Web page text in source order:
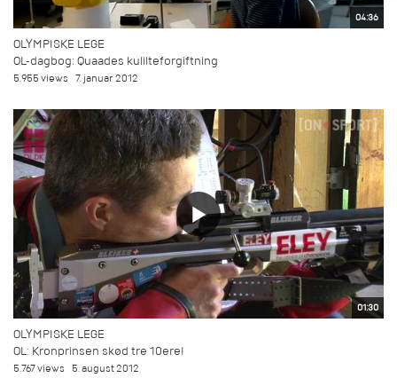
04:36
OLYMPISKE LEGE
OL-dagbog: Quaades kulilteforgiftning
5.955 views 7. januar 2012
01:30
OLYMPISKE LEGE
OL: Kronprinsen skød tre 10ere!
5.767 views 5. august 2012